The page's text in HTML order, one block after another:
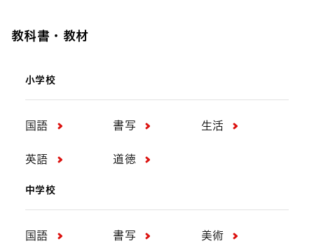
教科書・教材
小学校
国語 書写 生活
英語 道徳
中学校
国語 書写 美術